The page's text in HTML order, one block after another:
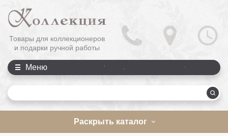
Товары для коллекционеров
и подарки ручной работы
Меню
Раскрыть каталог